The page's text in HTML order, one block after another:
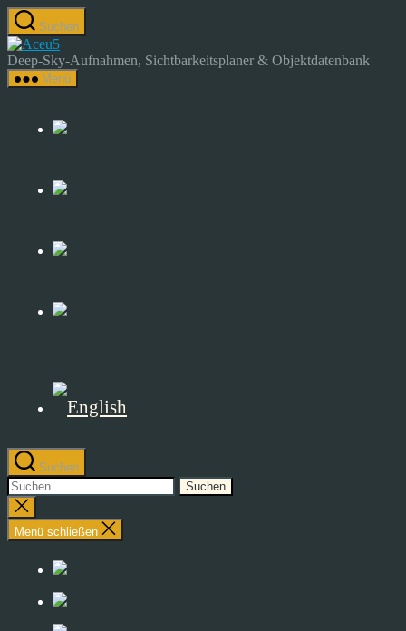
Zum
Inhalt
springen
Suchen
Astrocamp
–
Astrofotografie
Sky-
Deep-Sky-Aufnahmen, Sichtbarkeitsplaner & Objektdatenbank
Menü
Suchen
Suchen
nach:
Suche
schließen
Menü schließen